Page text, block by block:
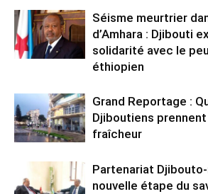
Séisme meurtrier
d’Amhara : Djibouti
solidarité avec le
éthiopien
Grand Reportage :
Djiboutiens
fraîcheur
Partenariat
nouvelle étape du